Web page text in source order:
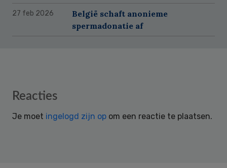
27 feb 2026
België schaft anonieme
spermadonatie af
Reader
Reacties
Je moet ingelogd zijn op om een reactie te plaatsen.